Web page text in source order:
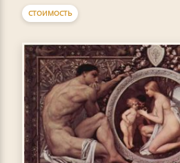
СТОИМОСТЬ